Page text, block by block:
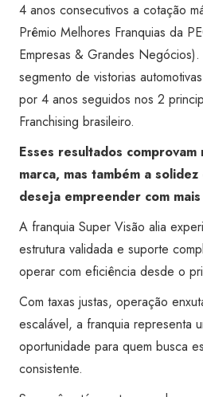
4 anos consecutivos a cotação
Prêmio Melhores Franquias da
Empresas & Grandes
segmento de vistorias
por 4 anos seguidos nos 2
Franchising brasileiro.
Esses resultados
marca, mas também a
deseja empreender com
A franquia Super Visão alia
estrutura validada e suporte
operar com eficiência desde o
Com taxas justas, operação
escalável, a franquia representa
oportunidade para quem busca
consistente.